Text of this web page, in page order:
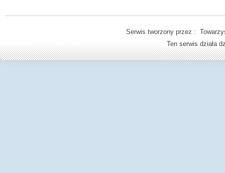
Serwis tworzony przez :
Ten serwis działa